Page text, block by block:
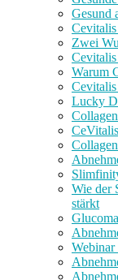
Gesund
Zwei
Warum
Lucky
Wie der
stärkt
Webinar